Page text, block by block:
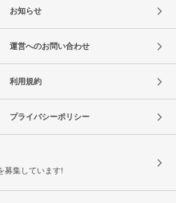
お知らせ
運営へのお問い合わせ
利用規約
プライバシーポリシー
募集しています!